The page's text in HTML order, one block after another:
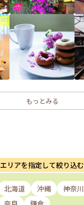
もっとみる
エリアを指定して絞り込む
北海道 沖縄 神奈川